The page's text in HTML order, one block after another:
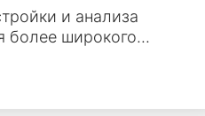
и анализа
более широкого...